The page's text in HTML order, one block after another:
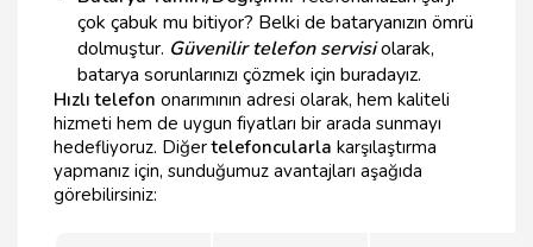
çok çabuk mu bitiyor? Belki de bataryanızın ömrü
dolmuştur. Güvenilir telefon servisiolarak,
batarya sorunlarınızı çözmek için buradayız.
Hızlı telefon onarımının adresi olarak, hem kaliteli
hizmeti hem de uygun fiyatları bir arada sunmayı
hedefliyoruz. Diğertelefoncularla karşılaştırma
yapmanız için, sunduğumuz avantajları aşağıda
görebilirsiniz: